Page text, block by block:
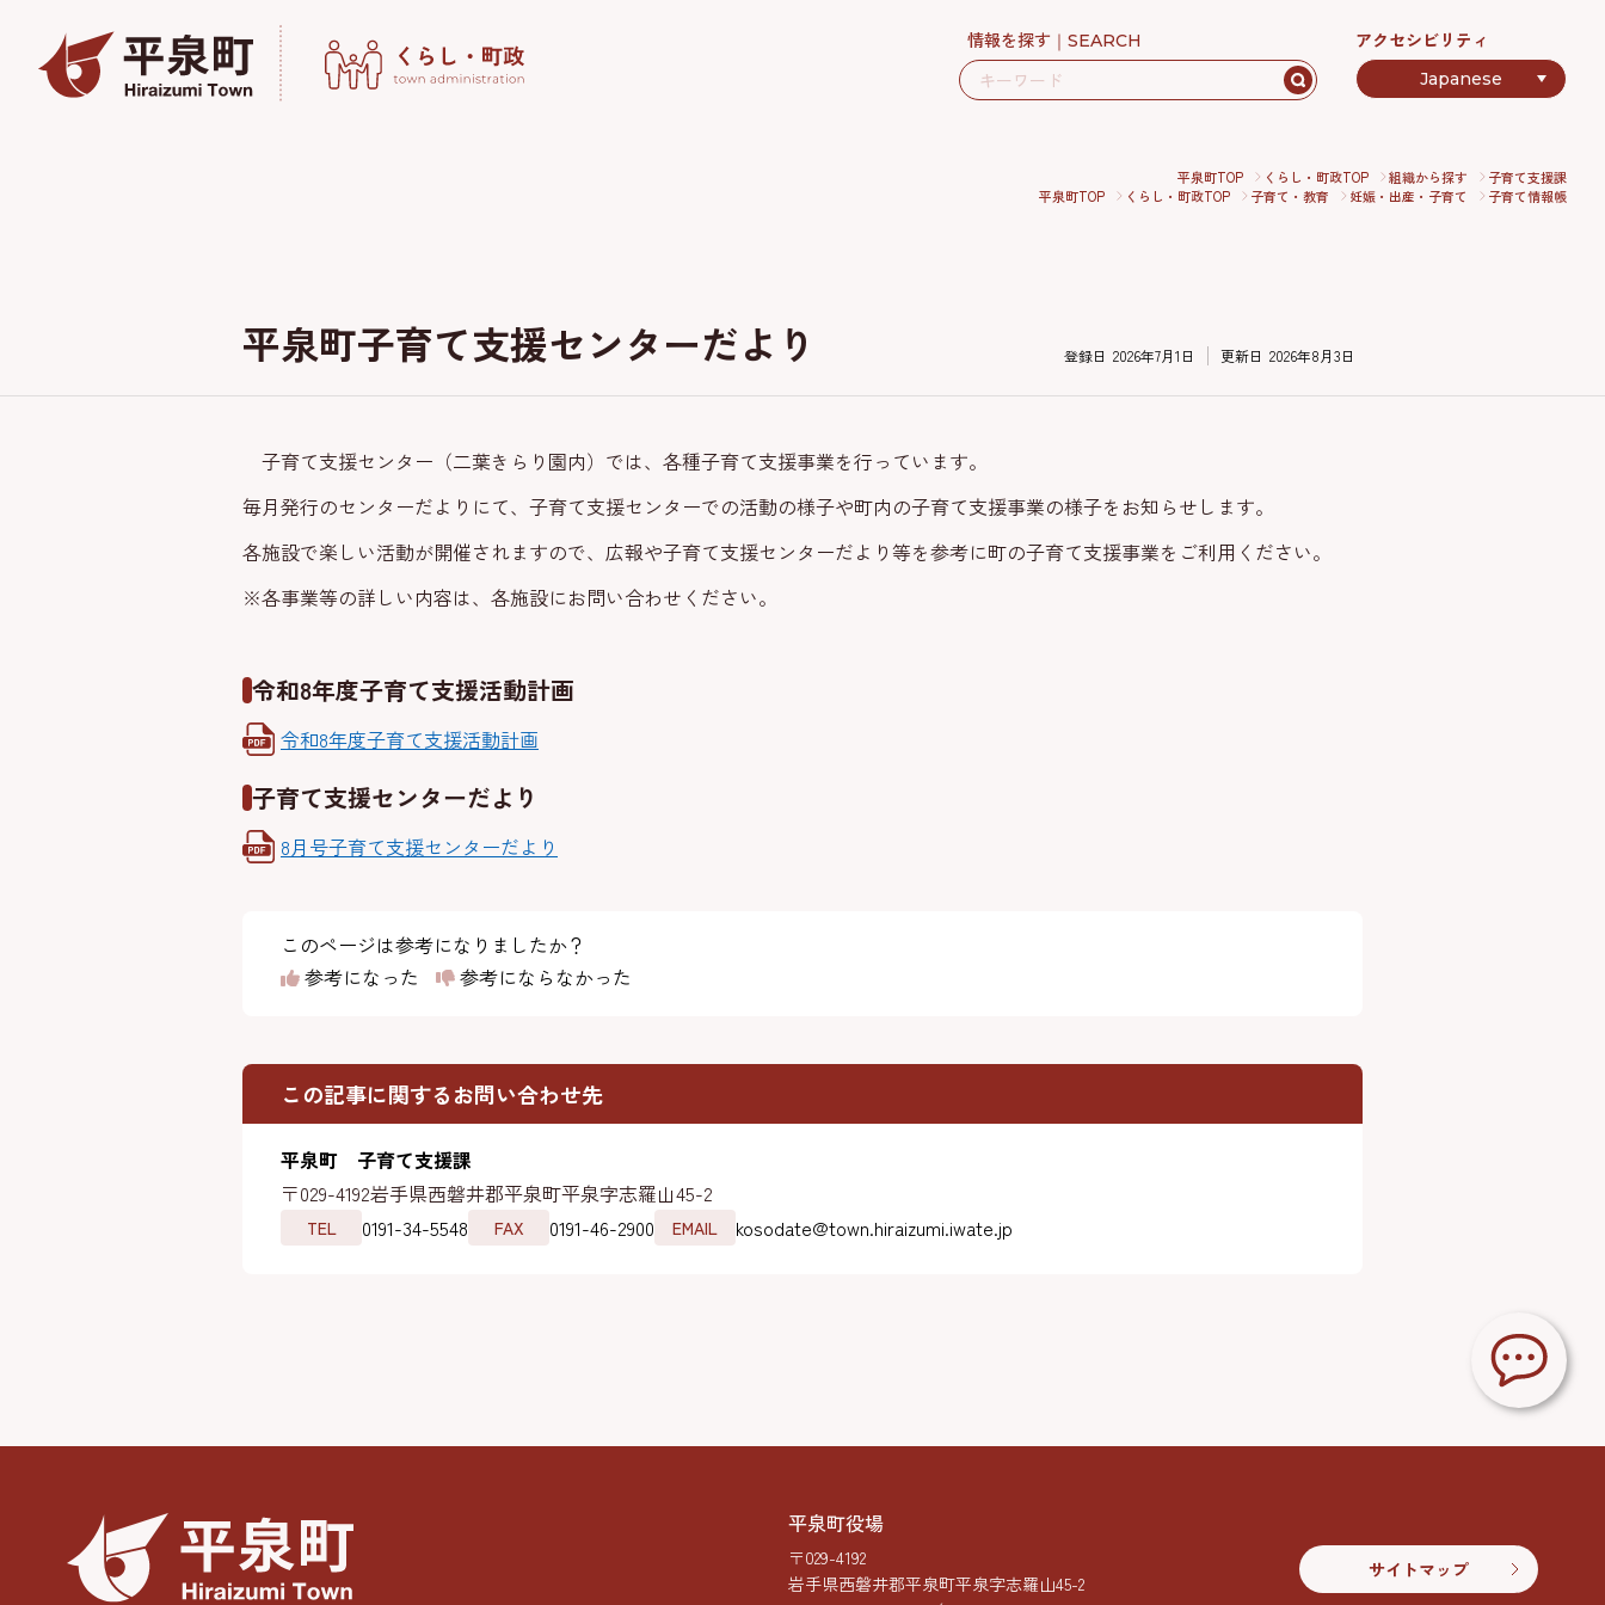
情報を探す SEARCH アクセシビリティ
平泉町TOP くらし・町政TOP 組織から探す
子育て支援課
平泉町TOP
くらし・町政TOP 子育て・教育 妊娠・出産・子育て 子育て情報帳
平泉町子育て支援センターだより 登録日 2026年7月1日 更新日 2026年8月3日
子育て支援センター（二葉きらり園内）では、各種子育て支援事業を行っています。
毎月発行のセンターだよりにて、子育て支援センターでの活動の様子や町内の子育て支援事業の様子をお知らせします。
各施設で楽しい活動が開催されますので、広報や子育て支援センターだより等を参考に町の子育て支援事業をご利用ください。
※各事業等の詳しい内容は、各施設にお問い合わせください。
令和8年度子育て支援活動計画
令和8年度子育て支援活動計画
子育て支援センターだより
8月号子育て支援センターだより
このページは参考になりましたか？
参考になった
参考にならなかった
この記事に関するお問い合わせ先
平泉町 子育て支援課
〒029-4192岩手県西磐井郡平泉町平泉字志羅山45-2
TEL 0191-34-5548 FAX 0191-46-2900 EMAIL kosodate@town.hiraizumi.iwate.jp
平泉町役場
〒029-4192
岩手県西磐井郡平泉町平泉字志羅山45-2
サイトマップ